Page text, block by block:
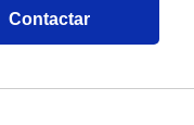
Contactar